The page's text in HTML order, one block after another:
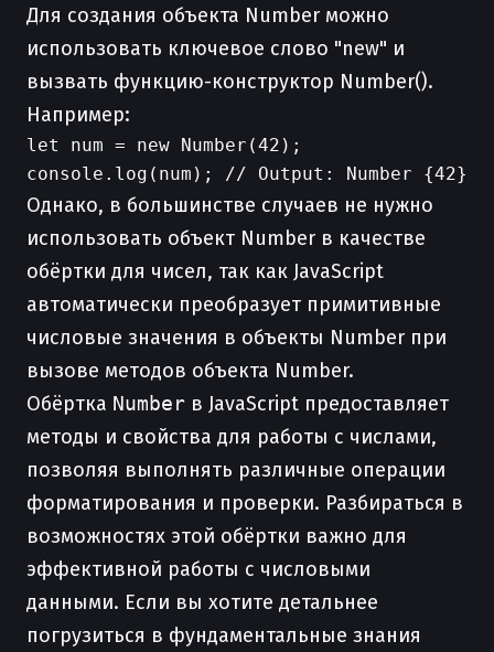
Для создания объекта Number можно
использовать ключевое слово "new" и
вызвать функцию-конструктор Number().
Например:
let num = new Number(42);
Однако, в большинстве случаев не нужно
использовать объект Number в качестве
обёртки для чисел, так как JavaScript
автоматически преобразует примитивные
числовые значения в объекты Number при
вызове методов объекта Number.
Обёртка Number в JavaScript предоставляет
методы и свойства для работы с числами,
позволяя выполнять различные операции
форматирования и проверки. Разбираться в
возможностях этой обёртки важно для
эффективной работы с числовыми
данными. Если вы хотите детальнее
погрузиться в фундаментальные знания